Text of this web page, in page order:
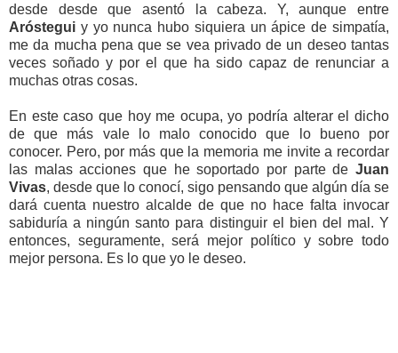
desde desde que asentó la cabeza. Y, aunque entre
Aróstegui y yo nunca hubo siquiera un ápice de simpatía,
me da mucha pena que se vea privado de un deseo tantas
veces soñado y por el que ha sido capaz de renunciar a
muchas otras cosas.
En este caso que hoy me ocupa, yo podría alterar el dicho
de que más vale lo malo conocido que lo bueno por
conocer. Pero, por más que la memoria me invite a recordar
las malas acciones que he soportado por parte de Juan
Vivas, desde que lo conocí, sigo pensando que algún día se
dará cuenta nuestro alcalde de que no hace falta invocar
sabiduría a ningún santo para distinguir el bien del mal. Y
entonces, seguramente, será mejor político y sobre todo
mejor persona. Es lo que yo le deseo.